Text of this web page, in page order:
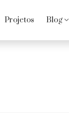
Projetos Blog